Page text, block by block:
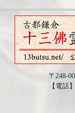
〒248-
【電話